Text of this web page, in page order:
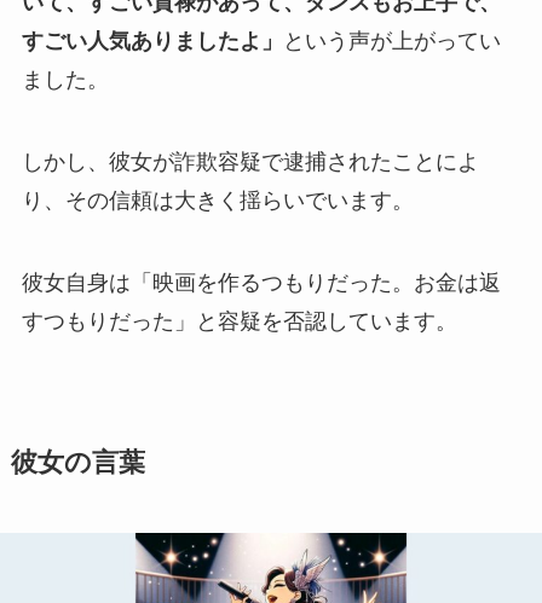
すごい人気ありましたよ」
という声が上がってい
ました。
しかし、彼女が詐欺容疑で逮捕されたことによ
り、その信頼は大きく揺らいでいます。
彼女自身は「映画を作るつもりだった。お金は返
すつもりだった」と容疑を否認しています。
彼女の言葉